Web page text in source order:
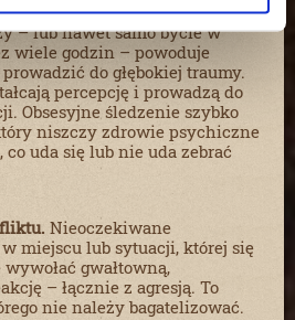
i emocjonalne.Obserwowanie
– lub nawet samo bycie w
wiele godzin – powoduje
do głębokiej traumy.
percepcję i prowadzą do
Obsesyjne śledzenie szybko
niszczy zdrowie psychiczne
uda się lub nie uda zebrać
Nieoczekiwane
miejscu lub sytuacji, której się
gwałtowną,
– łącznie z agresją. To
nie należy bagatelizować.